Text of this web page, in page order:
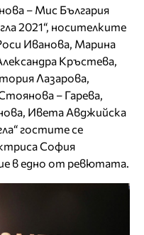
– Мис България
2021“, носителките
Иванова, Марина
Кръстева,
Лазарова,
– Гарева,
Ивета Авджийска
гостите се
София
в едно от ревютата.